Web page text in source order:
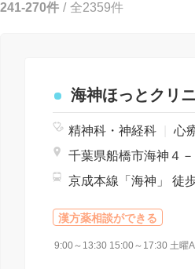
241-270件 / 全2359件
海神ほっとクリ
精神科・神経科 心
千葉県船橋市海神４
漢方薬相談ができる